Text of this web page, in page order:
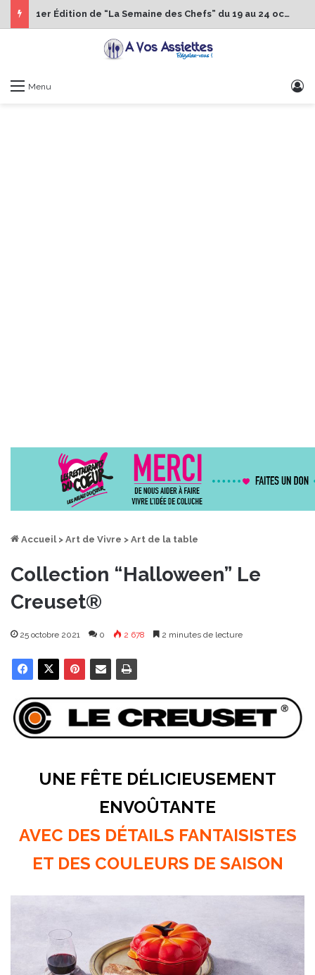
1er Édition de “La Semaine des Chefs” du 19 au 24 octobre 2026
Menu
Accueil > Art de Vivre > Art de la table
Collection “Halloween” Le
Creuset®
25 octobre 2021 0 2 678 2 minutes de lecture
UNE FÊTE DÉLICIEUSEMENT
ENVOÛTANTE
AVEC DES DÉTAILS FANTAISISTES
ET DES COULEURS DE SAISON